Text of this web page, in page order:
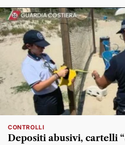
CONTROLLI
Depositi abusivi, cartelli